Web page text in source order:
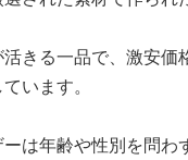
きる一品で、激安価
います。
は年齢や性別を問わ